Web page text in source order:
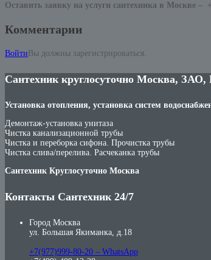
Оставить заявку на услуги сантехника в Москве –
Комментарии
Войти Вы должны зарегистрироваться.
Сантехник круглосуточно Москва,
Установка отопления, установка систем
Демонтаж-установка унитаза
Чистка канализационной трубы
Чистка и переборка сифона. Прочистка трубы
Чистка слива/перелива. Расчеканка трубы
Сантехник Круглосуточно Москва
Контакты Сантехник 24/7
Город Москва
ул. Большая Якиманка, д.18
+7(977)999-80-20 – WhatsApp